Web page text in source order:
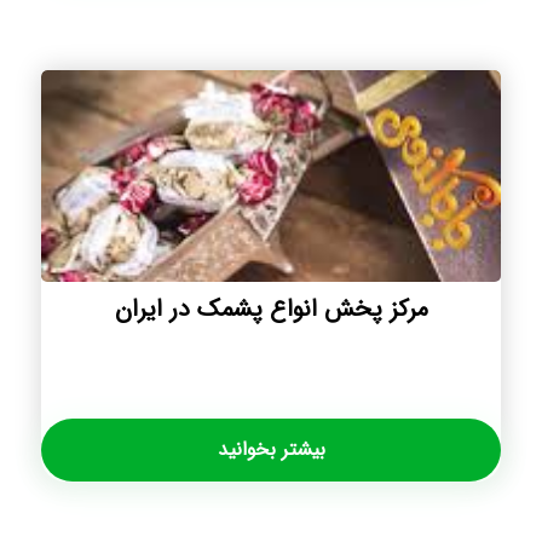
مرکز پخش انواع پشمک در ايران
بیشتر بخوانید